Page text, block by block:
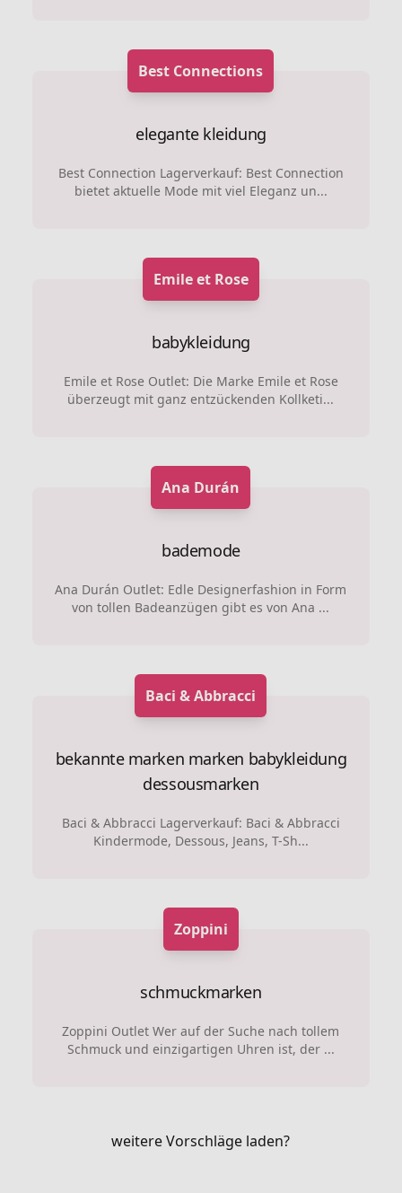
Best Connections
elegante kleidung
Best Connection Lagerverkauf: Best Connection
bietet aktuelle Mode mit viel Eleganz un...
Emile et Rose
babykleidung
Emile et Rose Outlet: Die Marke Emile et Rose
überzeugt mit ganz entzückenden Kollketi...
Ana Durán
bademode
Ana Durán Outlet: Edle Designerfashion in Form
von tollen Badeanzügen gibt es von Ana ...
Baci & Abbracci
bekannte marken marken babykleidung
dessousmarken
Baci & Abbracci Lagerverkauf: Baci & Abbracci
Kindermode, Dessous, Jeans, T-Sh...
Zoppini
schmuckmarken
Zoppini Outlet Wer auf der Suche nach tollem
Schmuck und einzigartigen Uhren ist, der ...
weitere Vorschläge laden?